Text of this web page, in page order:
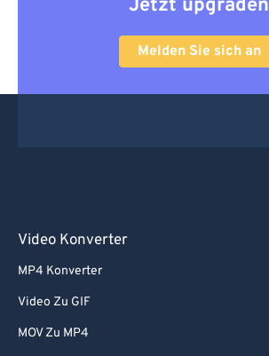
Jetzt upgraden
Melden Sie sich an
Video Konverter
MP4 Konverter
Video Zu GIF
MOV Zu MP4